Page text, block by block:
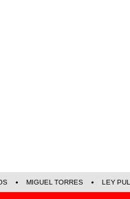
MIGUEL TORRES LEY